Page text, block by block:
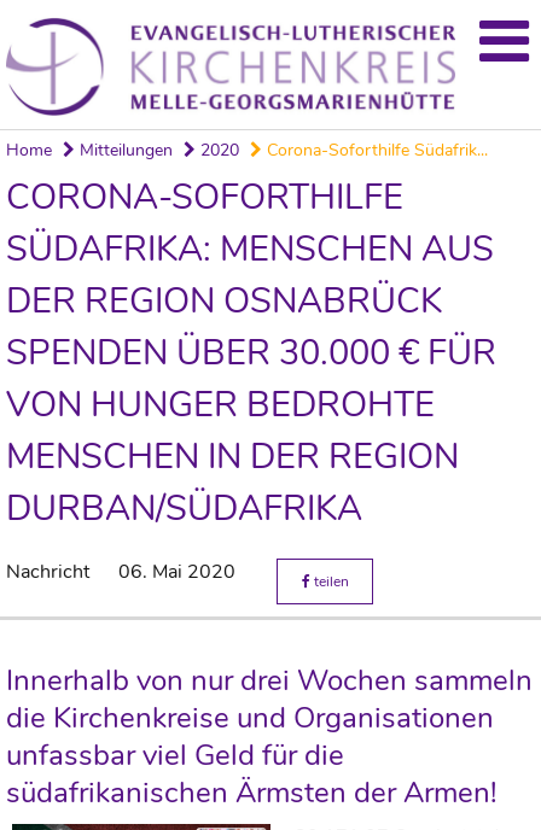
Home Mitteilungen 2020 Corona-Soforthilfe Südafrik...
CORONA-SOFORTHILFE
SÜDAFRIKA: MENSCHEN AUS
DER REGION OSNABRÜCK
SPENDEN ÜBER 30.000 € FÜR
VON HUNGER BEDROHTE
MENSCHEN IN DER REGION
DURBAN/SÜDAFRIKA
Nachricht 06. Mai 2020 teilen
Innerhalb von nur drei Wochen sammeln
die Kirchenkreise und Organisationen
unfassbar viel Geld für die
südafrikanischen Ärmsten der Armen!